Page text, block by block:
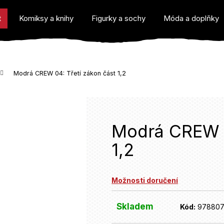
Komiksy a knihy Figurky a sochy Móda a doplňky
Modrá CREW 04: Třetí zákon část 1,2
Modrá
1,2
Možnosti doručení
Skladem Kód: